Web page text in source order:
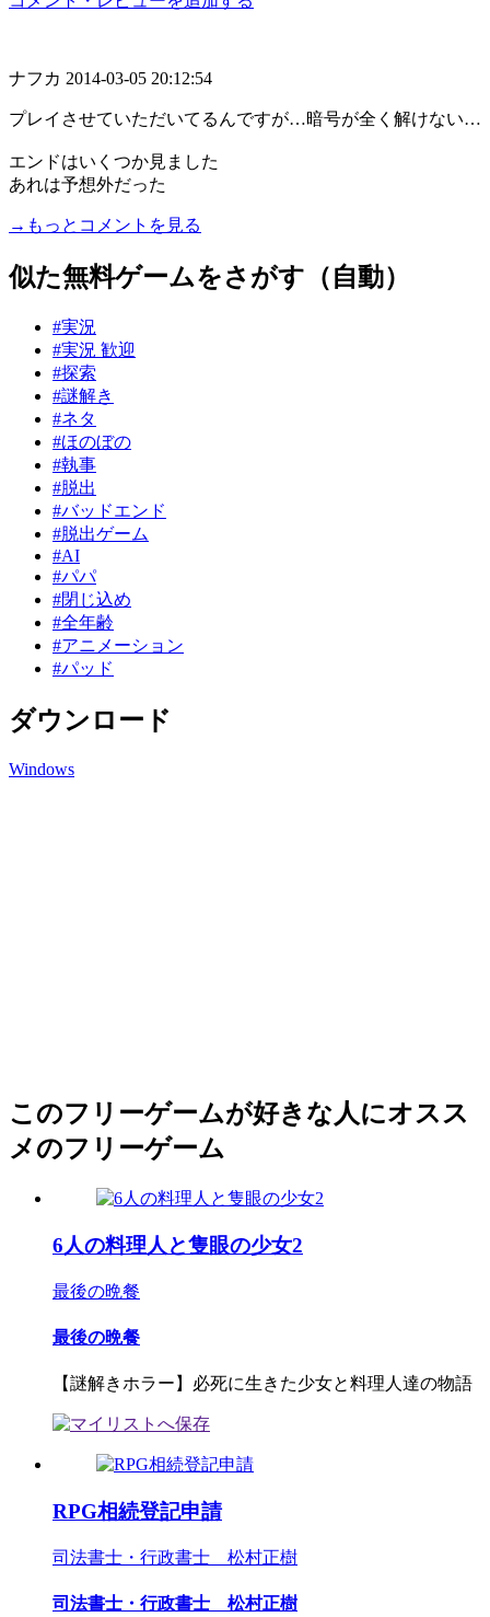
ナフカ 2014-03-05 20:12:54
プレイさせていただいてるんですが…暗号が全く解けない…
エンドはいくつか見ました
あれは予想外だった
→もっとコメントを見る
似た無料ゲームをさがす（自動）
#実況
#実況 歓迎
#探索
#謎解き
#ネタ
#ほのぼの
#執事
#脱出
#バッドエンド
#脱出ゲーム
#AI
#パパ
#閉じ込め
#全年齢
#アニメーション
#パッド
ダウンロード
Windows
このフリーゲームが好きな人にオスス
メのフリーゲーム
6人の料理人と隻眼の少女2
最後の晩餐
最後の晩餐
【謎解きホラー】必死に生きた少女と料理人達の物語
RPG相続登記申請
司法書士・行政書士 松村正樹
司法書士・行政書士 松村正樹